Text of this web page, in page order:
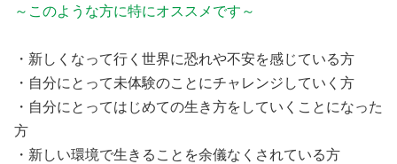
～このような方に特にオススメです～
・新しくなって行く世界に恐れや不安を感じている方
・自分にとって未体験のことにチャレンジしていく方
・自分にとってはじめての生き方をしていくことになった
方
・新しい環境で生きることを余儀なくされている方